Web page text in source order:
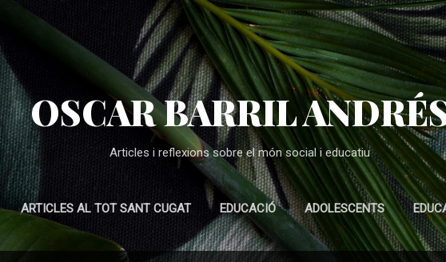
Salta al contingut principal
OSCAR BARRIL
Articles i reflexions sobre el món social i educatiu
ARTICLES AL TOT SANT CUGAT EDUCACIÓ ADOLESCENTS